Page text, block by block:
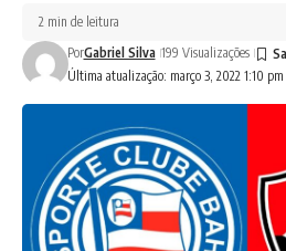
Última atualização: março 3, 2022 1:10 pm
PorGabriel Silva 199 Visualizações
2 min de leitura